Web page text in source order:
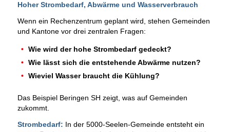
Hoher Strombedarf, Abwärme und Wasserverbrauch
Wenn ein Rechenzentrum geplant wird, stehen Gemeinden
und Kantone vor drei zentralen Fragen:
Wie wird der hohe Strombedarf gedeckt?
Wie lässt sich die entstehende Abwärme nutzen?
Wieviel Wasser braucht die Kühlung?
Das Beispiel Beringen SH zeigt, was auf Gemeinden
zukommt.
Strombedarf: In der 5000-Seelen-Gemeinde entsteht ein